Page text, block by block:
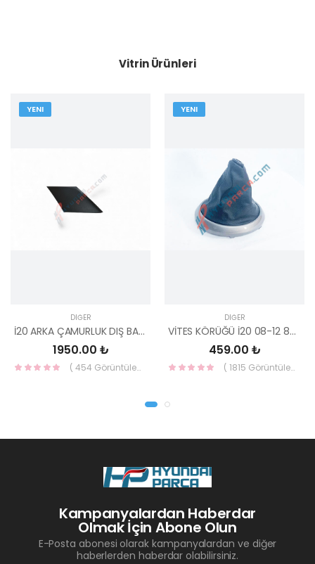
Vitrin Ürünleri
YENI
DIĞER
İ20 ARKA ÇAMURLUK DIŞ BAKALİTİ SOL 2015- ( PARLAK SİYAH ) 87360-C8000-YS
1950.00 ₺
( 454 Görüntüleme )
YENI
DIĞER
VİTES KÖRÜĞÜ İ20 08-12 84640-1J000-YS
459.00 ₺
( 1815 Görüntüleme )
Kampanyalardan Haberdar
Olmak İçin Abone Olun
E-Posta abonesi olarak kampanyalardan ve diğer
haberlerden haberdar olabilirsiniz.